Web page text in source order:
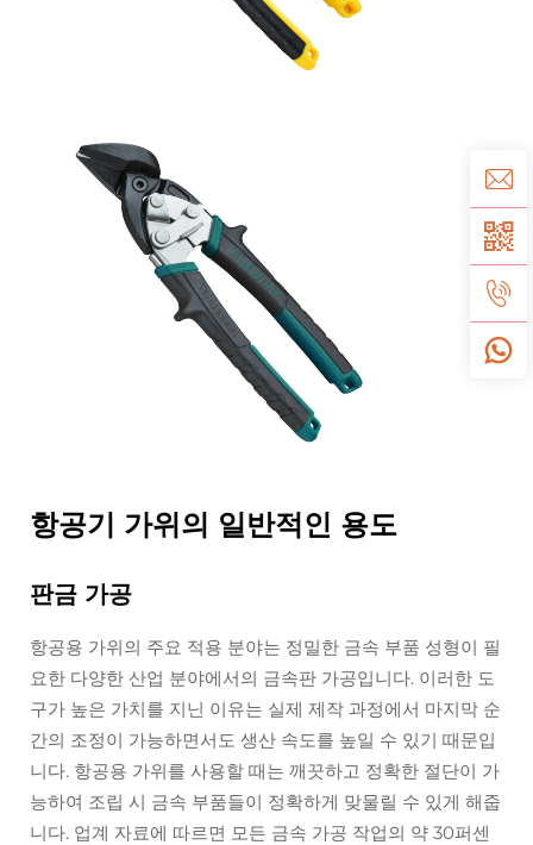
항공기 가위의 일반적인 용도
판금 가공
항공용 가위의 주요 적용 분야는 정밀한 금속 부품 성형이 필
요한 다양한 산업 분야에서의 금속판 가공입니다. 이러한 도
구가 높은 가치를 지닌 이유는 실제 제작 과정에서 마지막 순
간의 조정이 가능하면서도 생산 속도를 높일 수 있기 때문입
니다. 항공용 가위를 사용할 때는 깨끗하고 정확한 절단이 가
능하여 조립 시 금속 부품들이 정확하게 맞물릴 수 있게 해줍
니다. 업계 자료에 따르면 모든 금속 가공 작업의 약 30퍼센